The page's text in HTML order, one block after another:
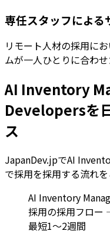
専任スタッフによる
リモート人材の採用に
ムが一人ひとりに合わせ
AI Inventory
Developersを
ス
JapanDev.jpでAI
で採用を採用する流れを
AI Inventory
採用の採用フロー
最短1〜2週間